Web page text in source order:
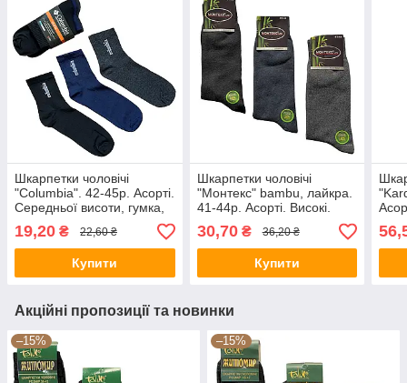
Шкарпетки чоловічі
"Columbia". 42-45р. Асорті.
Середньої висоти, гумка,
демісезонні.
19,20 ₴ 22,60 ₴
Купити
Шкарпетки чоловічі
"Монтекс" bambu, лайкра.
41-44р. Асорті. Високі.
Демісезонні.
30,70₴ 36,20 ₴
Купити
Акційні пропозиції та новинки
–15% –15%